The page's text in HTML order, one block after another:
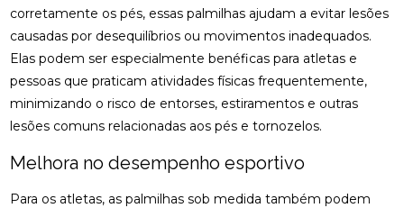
corretamente os pés, essas palmilhas ajudam a evitar lesões
causadas por desequilíbrios ou movimentos inadequados.
Elas podem ser especialmente benéficas para atletas e
pessoas que praticam atividades físicas frequentemente,
minimizando o risco de entorses, estiramentos e outras
lesões comuns relacionadas aos pés e tornozelos.
Melhora no desempenho esportivo
Para os atletas, as palmilhas sob medida também podem
BENEFÍCIOS DA QUIROPRAXIA CERVICAL
BENEFÍCIOS DA QUIROPRAXIA CERVICAL PARA SUA
SAÚDE
SAÚDE: GUIA COMPLETO
BENEFÍCIOS DA QUIROPRAXIA CERVICAL: UM GUIA